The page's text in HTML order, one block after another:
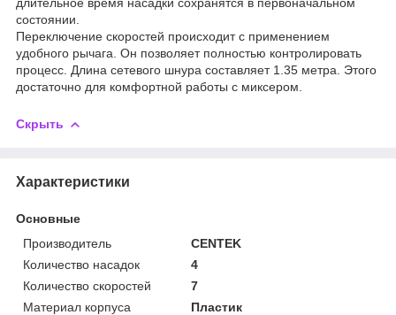
состоянии.
Переключение скоростей происходит с применением
удобного рычага. Он позволяет полностью контролировать
процесс. Длина сетевого шнура составляет 1.35 метра. Этого
достаточно для комфортной работы с миксером.
Скрыть
Характеристики
Основные
Производитель
CENTEK
Количество насадок
4
Количество скоростей
7
Материал корпуса
Пластик